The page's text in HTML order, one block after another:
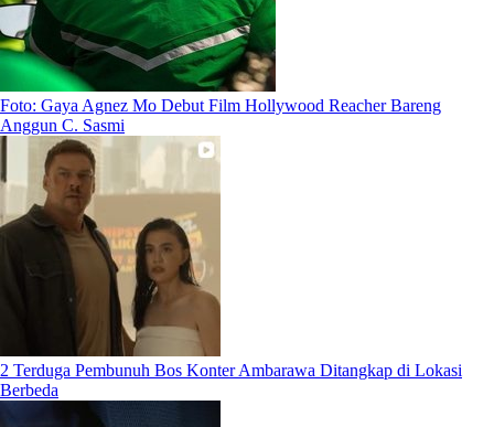
Foto: Gaya Agnez Mo Debut Film Hollywood Reacher Bareng
Anggun C. Sasmi
2 Terduga Pembunuh Bos Konter Ambarawa Ditangkap di Lokasi
Berbeda